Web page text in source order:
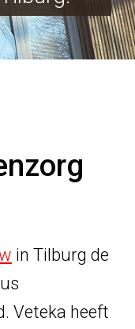
in Tilburg de
Veteka heeft